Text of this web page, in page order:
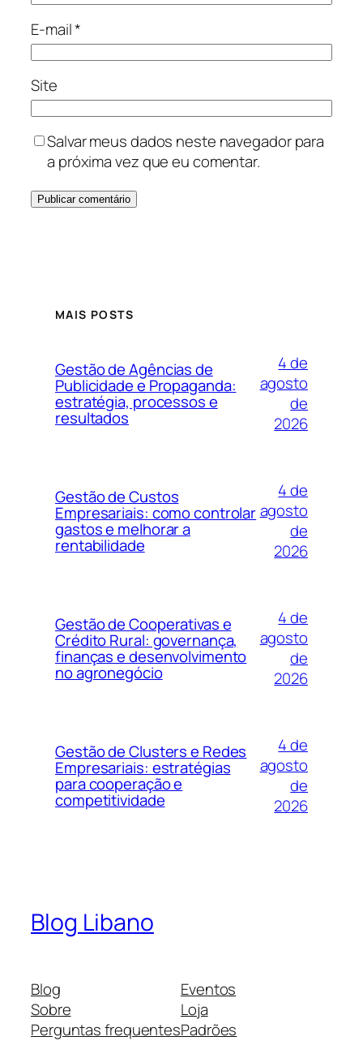
E-mail*
Site
Salvar meus dados neste navegador para
a próxima vez que eu comentar.
MAIS POSTS
Gestão de Agências de
Publicidade e Propaganda:
estratégia, processos e
resultados
4 de
agosto
de
2026
Gestão de Custos
Empresariais: como controlar
gastos e melhorar a
rentabilidade
4 de
agosto
de
2026
Gestão de Cooperativas e
Crédito Rural: governança,
finanças e desenvolvimento
no agronegócio
4 de
agosto
de
2026
Gestão de Clusters e Redes
Empresariais: estratégias
para cooperação e
competitividade
4 de
agosto
de
2026
Blog Libano
Blog
Sobre
Perguntas frequentes
Eventos
Loja
Padrões